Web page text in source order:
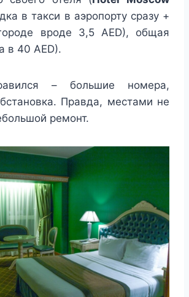
в такси в аэропорту сразу +
вроде 3,5 AED), общая
в 40 AED).
– большие номера,
Правда, местами не
ремонт.